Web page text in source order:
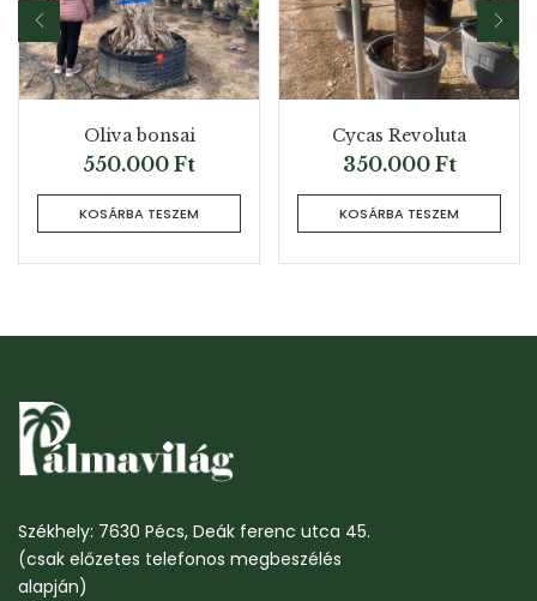
Oliva bonsai
550.000 Ft
KOSÁRBA TESZEM
Cycas Revoluta
350.000 Ft
KOSÁRBA TESZEM
Székhely: 7630 Pécs, Deák ferenc utca 45.
(csak előzetes telefonos megbeszélés
alapján)